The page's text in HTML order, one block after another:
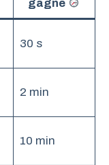
gagné
30 s
2 min
10 min